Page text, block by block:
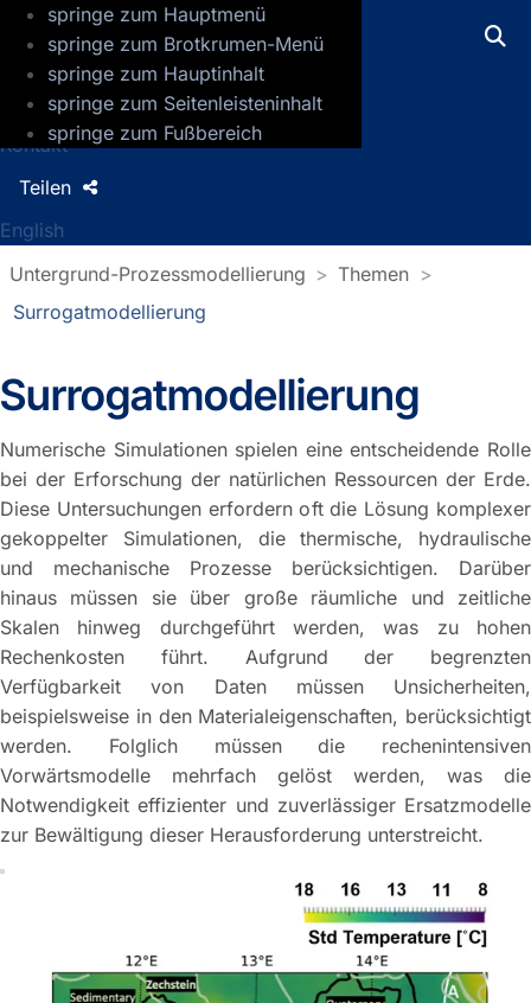
springe zum Hauptmenü
springe zum Brotkrumen-Menü
springe zum Hauptinhalt
springe zum Seitenleisteninhalt
springe zum Fußbereich
GFZ Helmholtz-Zentrum für
Presse
Jobs
Kontakt
English
Teilen
Untergrund-Prozessmodellierung
Themen
Surrogatmodellierung
Surrogatmodellierung
Numerische Simulationen spielen eine entscheidende Rolle
bei der Erforschung der natürlichen Ressourcen der Erde.
Diese Untersuchungen erfordern oft die Lösung komplexer
gekoppelter Simulationen, die thermische, hydraulische
und mechanische Prozesse berücksichtigen. Darüber
hinaus müssen sie über große räumliche und zeitliche
Skalen hinweg durchgeführt werden, was zu hohen
Rechenkosten führt. Aufgrund der begrenzten
Verfügbarkeit von Daten müssen Unsicherheiten,
beispielsweise in den Materialeigenschaften, berücksichtigt
werden. Folglich müssen die rechenintensiven
Vorwärtsmodelle mehrfach gelöst werden, was die
Notwendigkeit effizienter und zuverlässiger Ersatzmodelle
zur Bewältigung dieser Herausforderung unterstreicht.